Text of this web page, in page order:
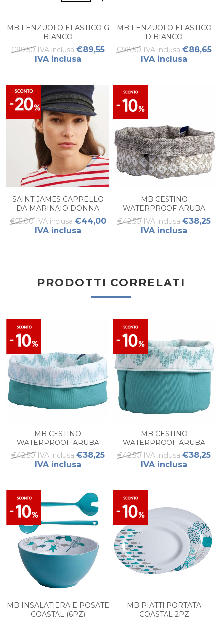
MB LENZUOLO ELASTICO G
BIANCO
€99,50 IVA inclusa €89,55
IVA inclusa
MB LENZUOLO ELASTICO
D BIANCO
€98,50 IVA inclusa €88,65
IVA inclusa
SAINT JAMES CAPPELLO
DA MARINAIO DONNA
€55,00 IVA inclusa €44,00
IVA inclusa
MB CESTINO
WATERPROOF ARUBA
SAND L
€42,50 IVA inclusa €38,25
IVA inclusa
PRODOTTI CORRELATI
MB CESTINO
WATERPROOF ARUBA
ACQUA L
€42,50 IVA inclusa €38,25
IVA inclusa
MB CESTINO
WATERPROOF ARUBA
ACQUA M
€42,50 IVA inclusa €38,25
IVA inclusa
MB INSALATIERA E POSATE
COASTAL (6PZ)
MB PIATTI PORTATA
COASTAL 2PZ